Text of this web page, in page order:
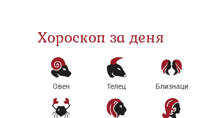
Хороскоп за деня
Овен Телец Близнаци